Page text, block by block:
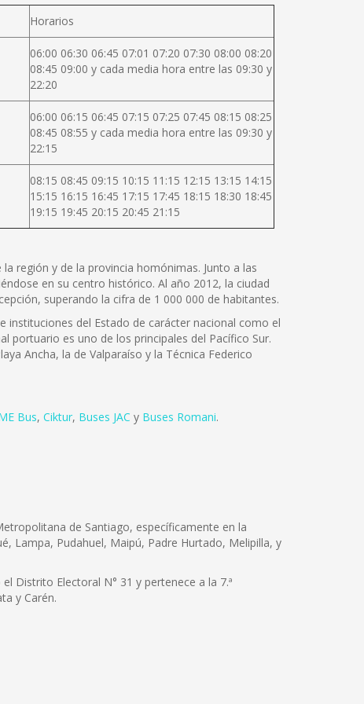
Horarios
06:00 06:30 06:45 07:01 07:20 07:30 08:00 08:20
08:45 09:00 y cada media hora entre las 09:30 y
22:20
06:00 06:15 06:45 07:15 07:25 07:45 08:15 08:25
08:45 08:55 y cada media hora entre las 09:30 y
22:15
08:15 08:45 09:15 10:15 11:15 12:15 13:15 14:15
15:15 16:15 16:45 17:15 17:45 18:15 18:30 18:45
19:15 19:45 20:15 20:45 21:15
región y de la provincia homónimas. Junto a las
en su centro histórico. Al año 2012, la ciudad
superando la cifra de 1 000 000 de habitantes.
instituciones del Estado de carácter nacional como el
portuario es uno de los principales del Pacífico Sur.
Ancha, la de Valparaíso y la Técnica Federico
Bus, Ciktur, Buses JAC y Buses Romani.
de Santiago, específicamente en la
Lampa, Pudahuel, Maipú, Padre Hurtado, Melipilla, y
Distrito Electoral N° 31 y pertenece a la 7.ª
y Carén.